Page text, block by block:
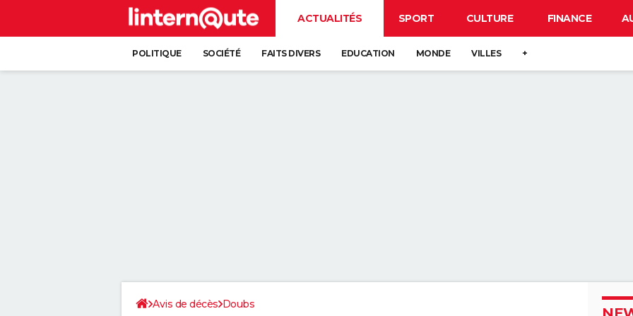
ACTUALITÉS SPORT CULTURE FINANCE
POLITIQUE SOCIÉTÉ FAITS DIVERS EDUCATION MONDE VILLES +
Avis de décès Doubs